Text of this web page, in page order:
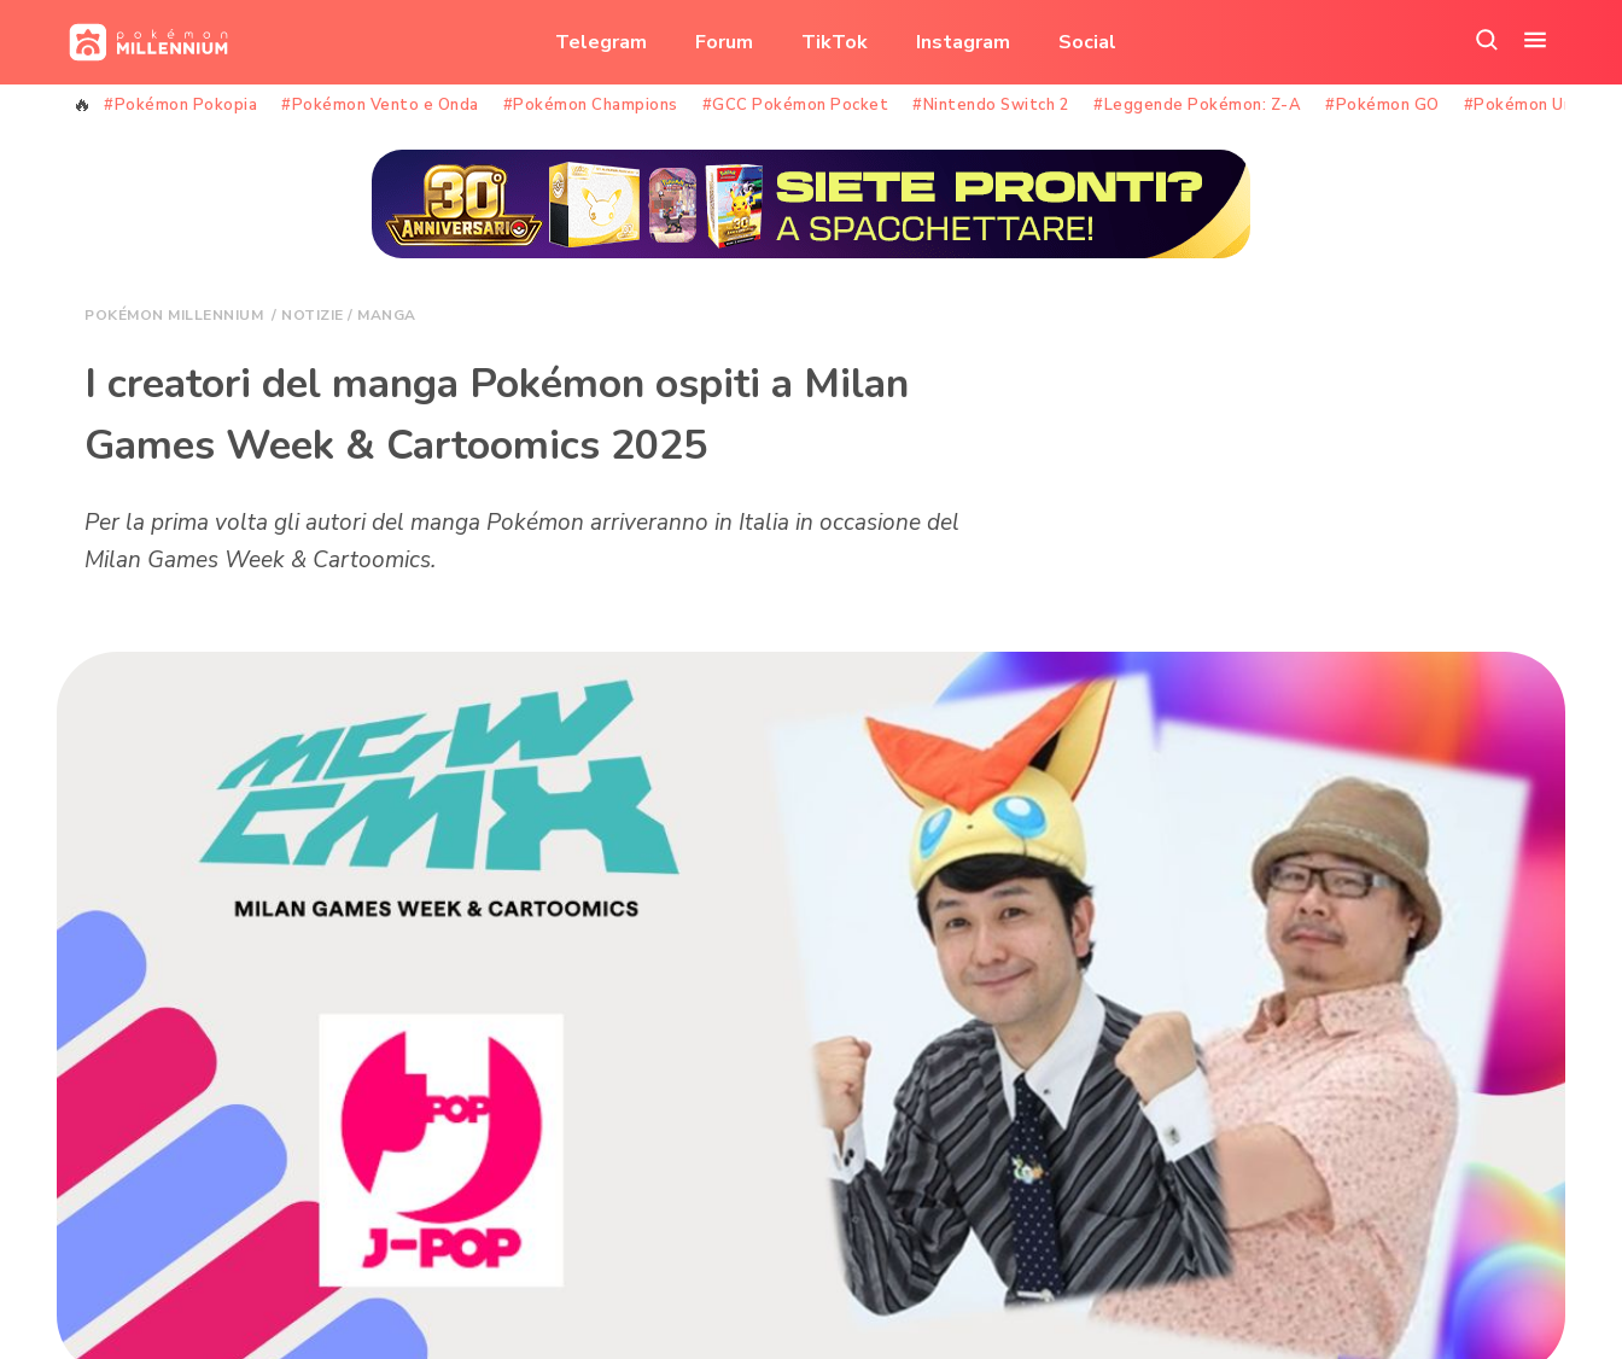
Telegram Forum TikTok Instagram Social
nel
sito
il
menu
#Pokémon Pokopia #Pokémon Vento e Onda #Pokémon Champions #GCC Pokémon Pocket #Nintendo Switch 2 #Leggende Pokémon: Z-A #Pokémon GO #Pokémon Unite
POKÉMON MILLENNIUM / NOTIZIE / MANGA
I creatori del manga Pokémon ospiti a Milan
Games Week & Cartoomics 2025
Per la prima volta gli autori del manga Pokémon arriveranno in Italia in occasione del
Milan Games Week & Cartoomics.